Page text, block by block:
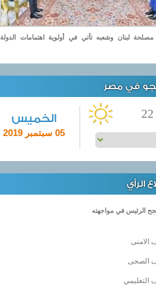
لبنان وشعبه تأتي في أولوية اهتمامات الدولة
في مصر
الخميس
05 سبتمبر 2019
22
الرأي
الرئيس في مواجهته
الامنى
الصحى
التعليمي